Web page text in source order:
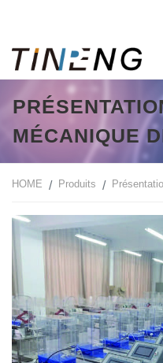
MÉCANIQUE
HOME Produits